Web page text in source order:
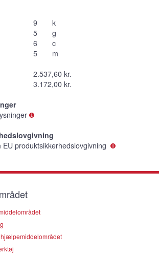
9
5
k
g
6
5
c
m
2.537,60 kr.
3.172,00 kr.
produktsikkerhedslovgivning